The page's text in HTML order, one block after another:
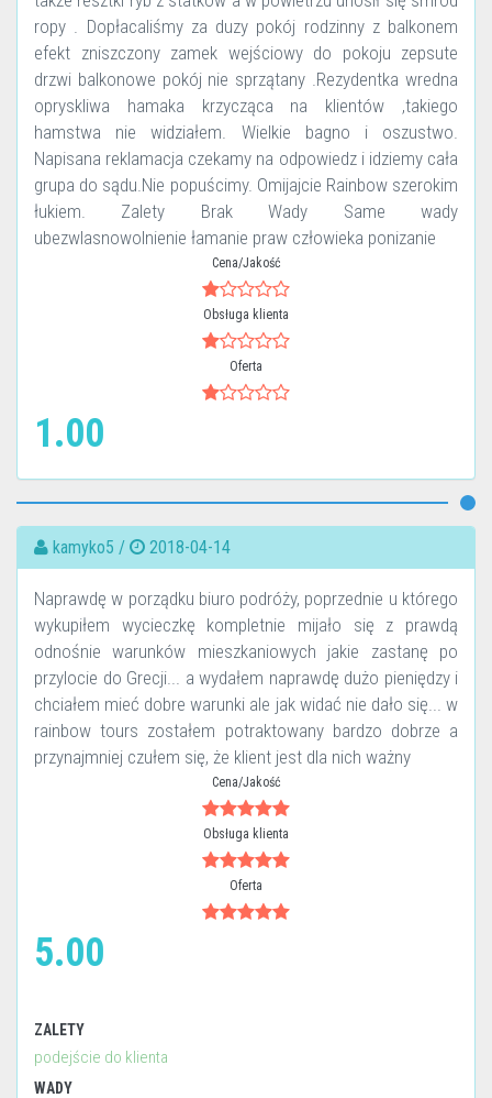
ropy . Dopłacaliśmy za duzy pokój rodzinny z balkonem
efekt zniszczony zamek wejściowy do pokoju zepsute
drzwi balkonowe pokój nie sprzątany .Rezydentka wredna
opryskliwa hamaka krzycząca na klientów ,takiego
hamstwa nie widziałem. Wielkie bagno i oszustwo.
Napisana reklamacja czekamy na odpowiedz i idziemy cała
grupa do sądu.Nie popuścimy. Omijajcie Rainbow szerokim
łukiem. Zalety Brak Wady Same wady
ubezwlasnowolnienie łamanie praw człowieka ponizanie
Cena/Jakość
Obsługa klienta
Oferta
1.00
kamyko5 / 2018-04-14
Naprawdę w porządku biuro podróży, poprzednie u którego
wykupiłem wycieczkę kompletnie mijało się z prawdą
odnośnie warunków mieszkaniowych jakie zastanę po
przylocie do Grecji... a wydałem naprawdę dużo pieniędzy i
chciałem mieć dobre warunki ale jak widać nie dało się... w
rainbow tours zostałem potraktowany bardzo dobrze a
przynajmniej czułem się, że klient jest dla nich ważny
Cena/Jakość
Obsługa klienta
Oferta
5.00
ZALETY
podejście do klienta
WADY